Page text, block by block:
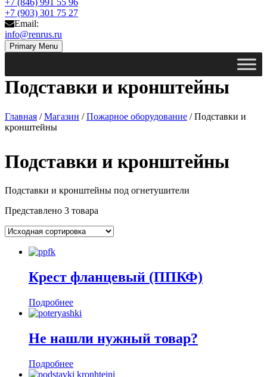
+7 (846) 991 55 96
+7 (903) 301 75 27
Email:
info@renrus.ru
Primary Menu
Подставки и кронштейны
Главная /Магазин /Пожарное оборудование / Подставки и
кронштейны
Подставки и кронштейны
Подставки и кронштейны под огнетушители
Представлено 3 товара
Крест фланцевый (ППКФ)
Подробнее
Не нашли нужный товар?
Подробнее